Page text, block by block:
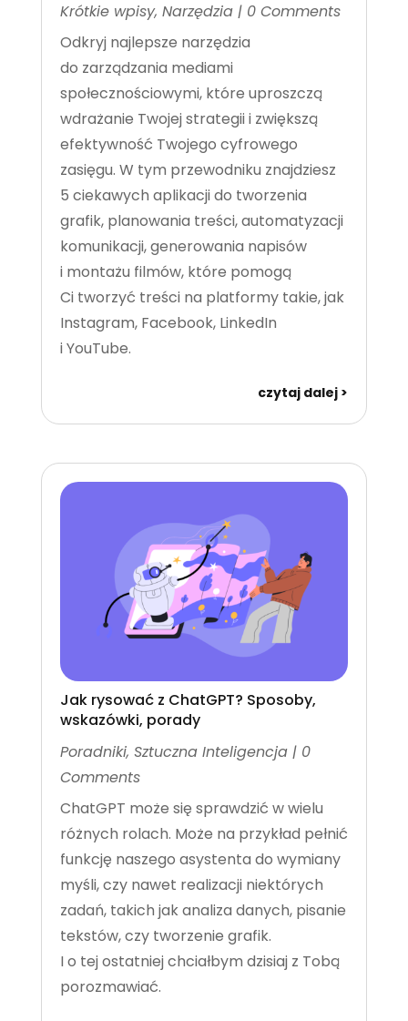
Krótkie wpisy, Narzędzia| 0 Comments
Odkryj najlepsze narzędzia
do zarządzania mediami
społecznościowymi, które uproszczą
wdrażanie Twojej strategii i zwiększą
efektywność Twojego cyfrowego
zasięgu. W tym przewodniku znajdziesz
5 ciekawych aplikacji do tworzenia
grafik, planowania treści, automatyzacji
komunikacji, generowania napisów
i montażu filmów, które pomogą
Ci tworzyć treści na platformy takie, jak
Instagram, Facebook, LinkedIn
i YouTube.
czytaj dalej
Jak rysować z ChatGPT? Sposoby,
wskazówki, porady
Poradniki, Sztuczna Inteligencja| 0
Comments
ChatGPT może się sprawdzić w wielu
różnych rolach. Może na przykład pełnić
funkcję naszego asystenta do wymiany
myśli, czy nawet realizacji niektórych
zadań, takich jak analiza danych, pisanie
tekstów, czy tworzenie grafik.
I o tej ostatniej chciałbym dzisiaj z Tobą
porozmawiać.